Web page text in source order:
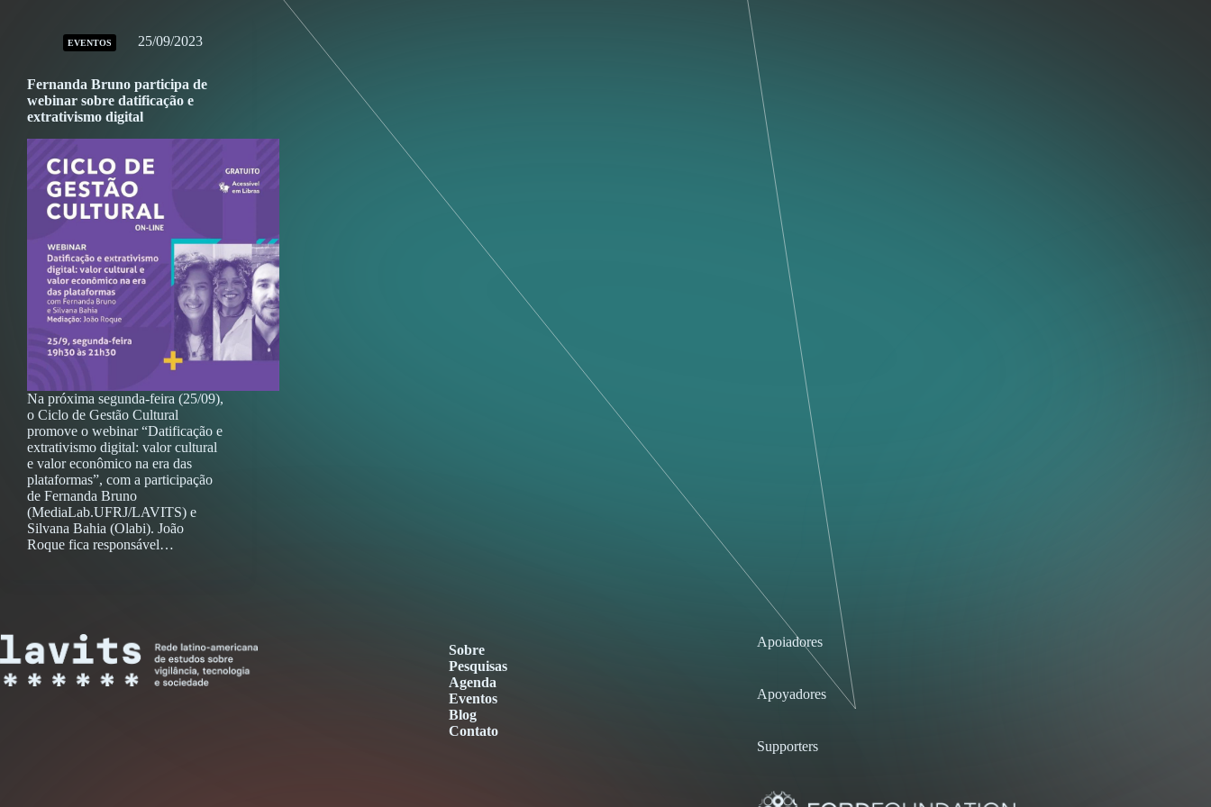
EVENTOS 25/09/2023
Fernanda Bruno participa de
webinar sobre datificação e
extrativismo digital
Na próxima segunda-feira (25/09),
o Ciclo de Gestão Cultural
promove o webinar “Datificação e
extrativismo digital: valor cultural
e valor econômico na era das
plataformas”, com a participação
de Fernanda Bruno
(MediaLab.UFRJ/LAVITS) e
Silvana Bahia (Olabi). João
Roque fica responsável…
Sobre
Pesquisas
Agenda
Eventos
Blog
Contato
Apoiadores
Apoyadores
Supporters